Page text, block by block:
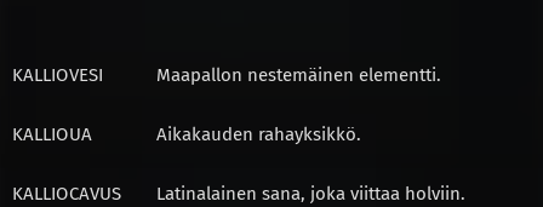
KALLIOVESI Maapallon nestemäinen elementti.
KALLIOUA Aikakauden rahayksikkö.
KALLIOCAVUS Latinalainen sana, joka viittaa holviin.